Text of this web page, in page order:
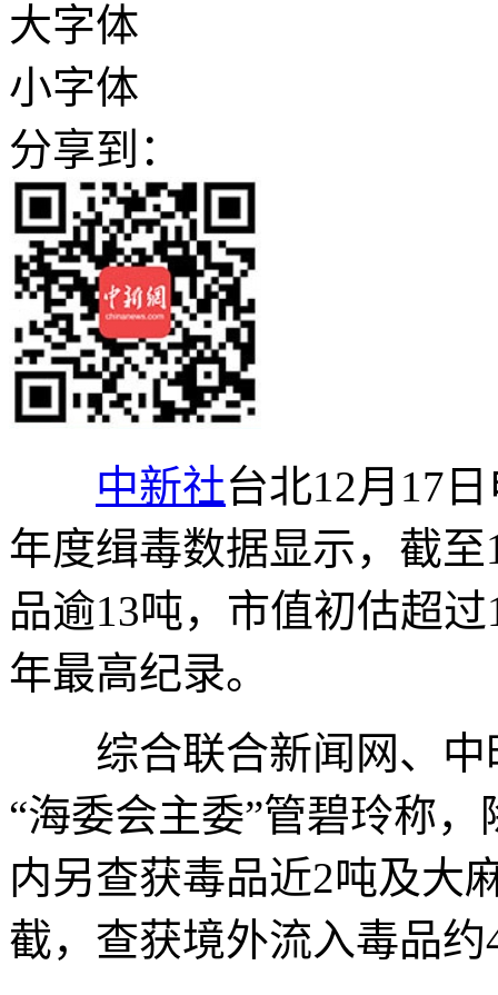
大字体
小字体
分享到：
中新社台北12月17
年度缉毒数据显示，截
品逾13吨，市值初估超
年最高纪录。
综合联合新闻网、中
“海委会主委”管碧玲称
内另查获毒品近2吨及大
截，查获境外流入毒品约